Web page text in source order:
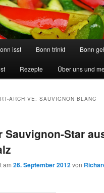
isst Bonn trinkt Bonn
Rezepte Über uns und
ARCHIVE:SAUVIGNON BLANC
Sauvignon-Star
am26. September 2012von